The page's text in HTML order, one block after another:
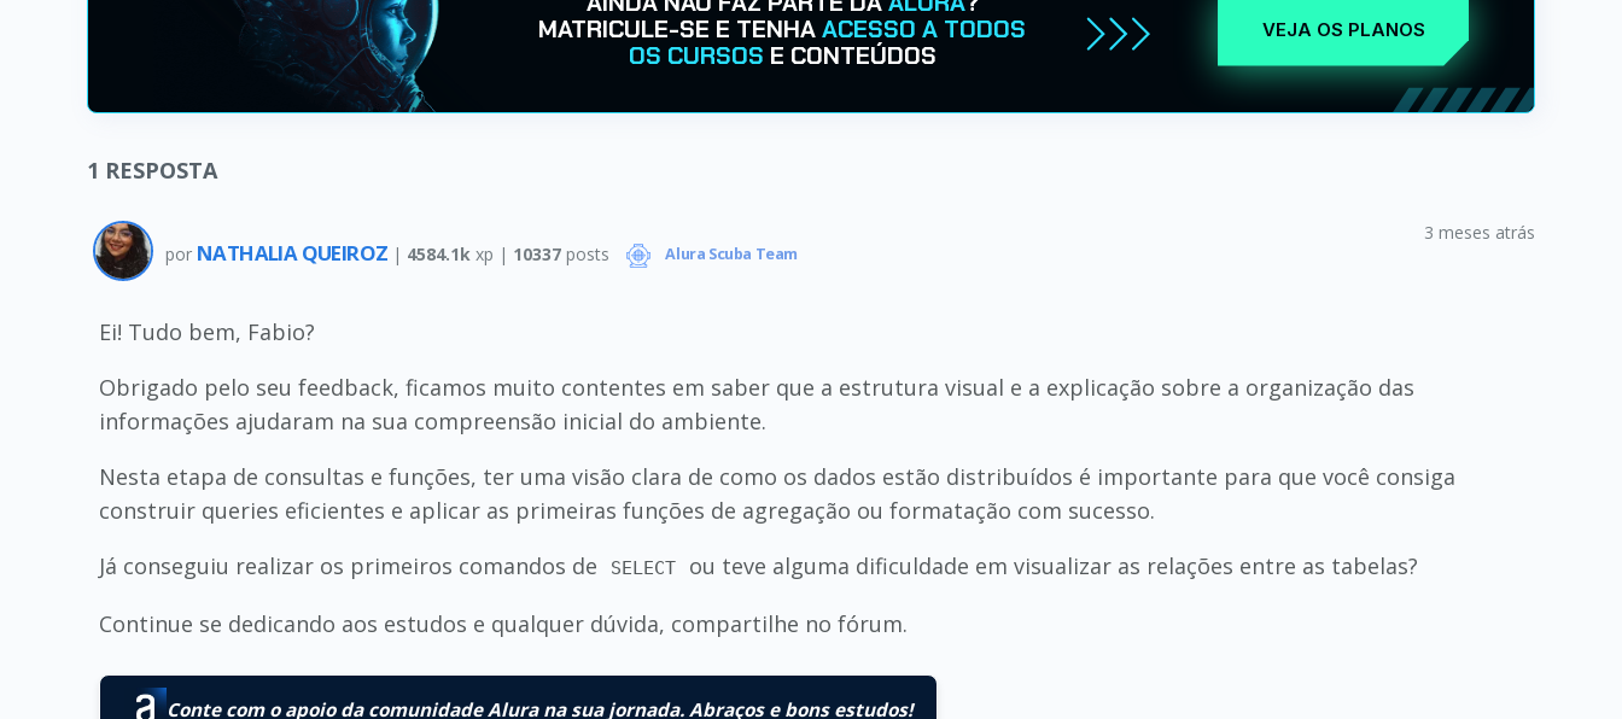
MATRICULE-SE E TENHAACESSO A TODOS
OS CURSOS E CONTEÚDOS
VEJA OS PLANOS
1 RESPOSTA
por NATHALIA QUEIROZ | 4584.1k xp | 10337posts Alura Scuba Team
3 meses atrás
Ei! Tudo bem, Fabio?
Obrigado pelo seu feedback, ficamos muito contentes em saber que a estrutura visual e a explicação sobre a organização das
informações ajudaram na sua compreensão inicial do ambiente.
Nesta etapa de consultas e funções, ter uma visão clara de como os dados estão distribuídos é importante para que você consiga
construir queries eficientes e aplicar as primeiras funções de agregação ou formatação com sucesso.
Já conseguiu realizar os primeiros comandos de
SELECT
ou teve alguma dificuldade em visualizar as relações entre as tabelas?
Continue se dedicando aos estudos e qualquer dúvida, compartilhe no fórum.
Conte com o apoio da comunidade Alura na sua jornada. Abraços e bons estudos!